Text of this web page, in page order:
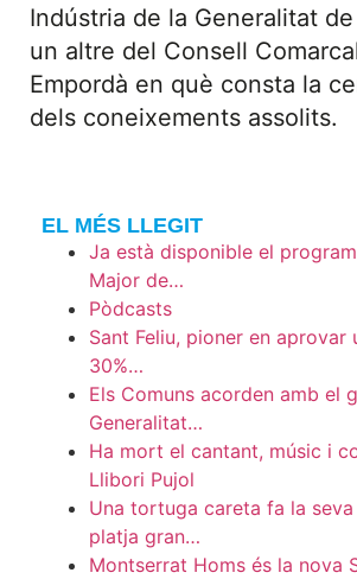
Indústria de la Generalitat
un altre del Consell
Empordà en què consta la
dels coneixements assolits.
EL MÉS LLEGIT
Ja està disponible el
Major de…
Pòdcasts
Sant Feliu, pioner en aprovar
30%…
Els Comuns acorden amb el
Generalitat…
Ha mort el cantant, músic i
Llibori Pujol
Una tortuga careta fa la
platja gran…
Montserrat Homs és la nova